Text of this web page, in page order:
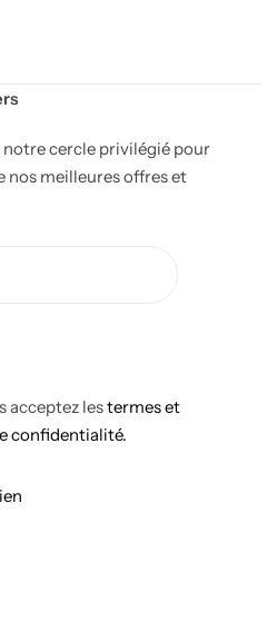
cercle privilégié pour
nos meilleures offres et
acceptez lestermes et
confidentialité.